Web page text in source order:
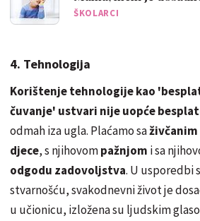
ŠKOLARCI
4. Tehnologija
Korištenje tehnologije kao
čuvanje' ustvari nije uopće
odmah iza ugla. Plaćamo sa
djece, s njihovompažnjom i sa
odgodu zadovoljstva. U usporedbi
stvarnošću, svakodnevni život je
u učionicu, izložena su ljudskim